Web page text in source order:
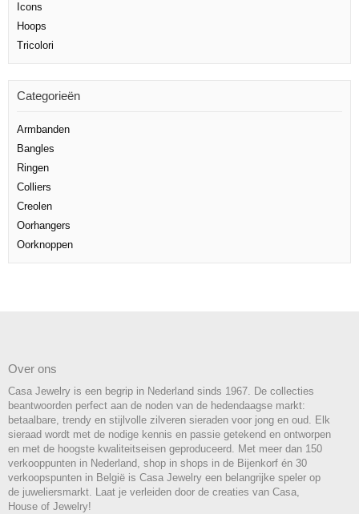
Icons
Hoops
Tricolori
Categorieën
Armbanden
Bangles
Ringen
Colliers
Creolen
Oorhangers
Oorknoppen
Over ons
Casa Jewelry is een begrip in Nederland sinds 1967. De collecties
beantwoorden perfect aan de noden van de hedendaagse markt:
betaalbare, trendy en stijlvolle zilveren sieraden voor jong en oud. Elk
sieraad wordt met de nodige kennis en passie getekend en ontworpen
en met de hoogste kwaliteitseisen geproduceerd. Met meer dan 150
verkooppunten in Nederland, shop in shops in de Bijenkorf én 30
verkoopspunten in België is Casa Jewelry een belangrijke speler op
de juweliersmarkt. Laat je verleiden door de creaties van Casa,
House of Jewelry!